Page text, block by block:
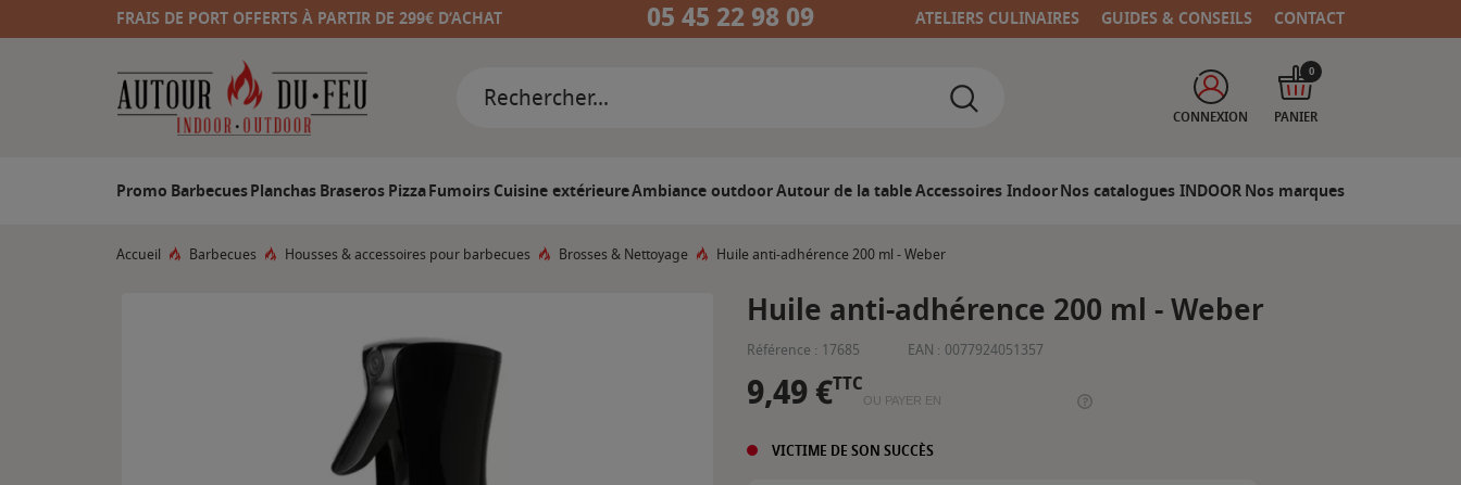
FRAIS DE PORT OFFERTS À PARTIR DE 299€ D’ACHAT 05 45 22 98 09 ATELIERS CULINAIRES GUIDES & CONSEILS CONTACT
CONNEXION PANIER
0
Promo BarbecuesPlanchasBraserosPizzaFumoirsCuisine extérieureAmbiance outdoorAutour de la tableAccessoires IndoorNos catalogues INDOORNos marques
Accueil Barbecues Housses & accessoires pour barbecues Brosses & Nettoyage Huile anti-adhérence 200 ml - Weber
Huile anti-adhérence 200 ml - Weber
Référence : 17685 EAN : 0077924051357
9,49 €TTC
OU PAYER EN
VICTIME DE SON SUCCÈS